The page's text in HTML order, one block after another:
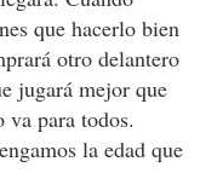
que hacerlo bien
otro delantero
jugará mejor que
va para todos.
la edad que